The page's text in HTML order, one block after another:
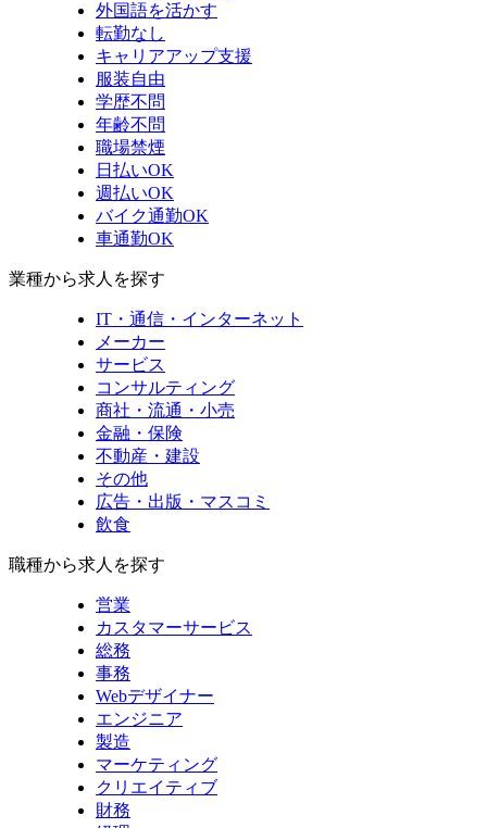
外国語を活かす
転勤なし
キャリアアップ支援
服装自由
学歴不問
年齢不問
職場禁煙
日払いOK
週払いOK
バイク通勤OK
車通勤OK
業種から求人を探す
IT・通信・インターネット
メーカー
サービス
コンサルティング
商社・流通・小売
金融・保険
不動産・建設
その他
広告・出版・マスコミ
飲食
職種から求人を探す
営業
カスタマーサービス
総務
事務
Webデザイナー
エンジニア
製造
マーケティング
クリエイティブ
財務